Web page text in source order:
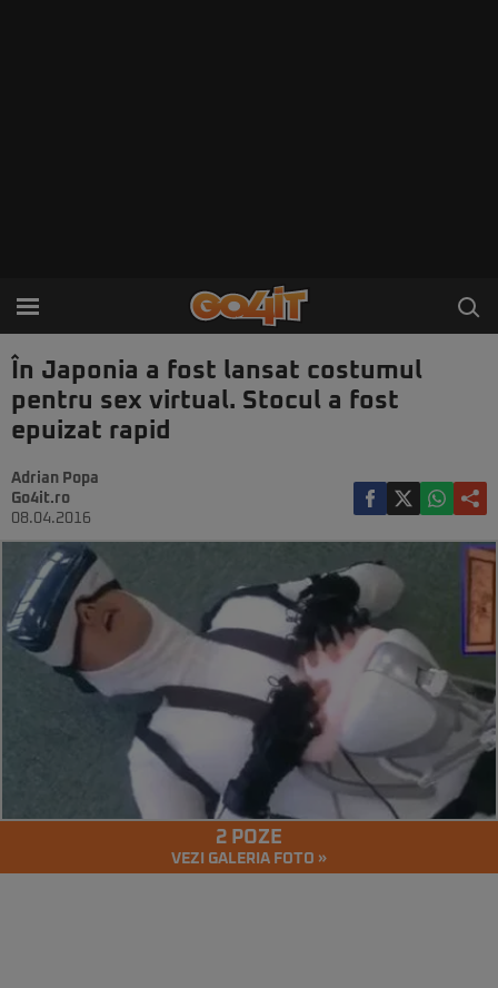
În Japonia a fost lansat costumul
pentru sex virtual. Stocul a fost
epuizat rapid
Adrian Popa
Go4it.ro
08.04.2016
2 POZE
VEZI GALERIA FOTO »